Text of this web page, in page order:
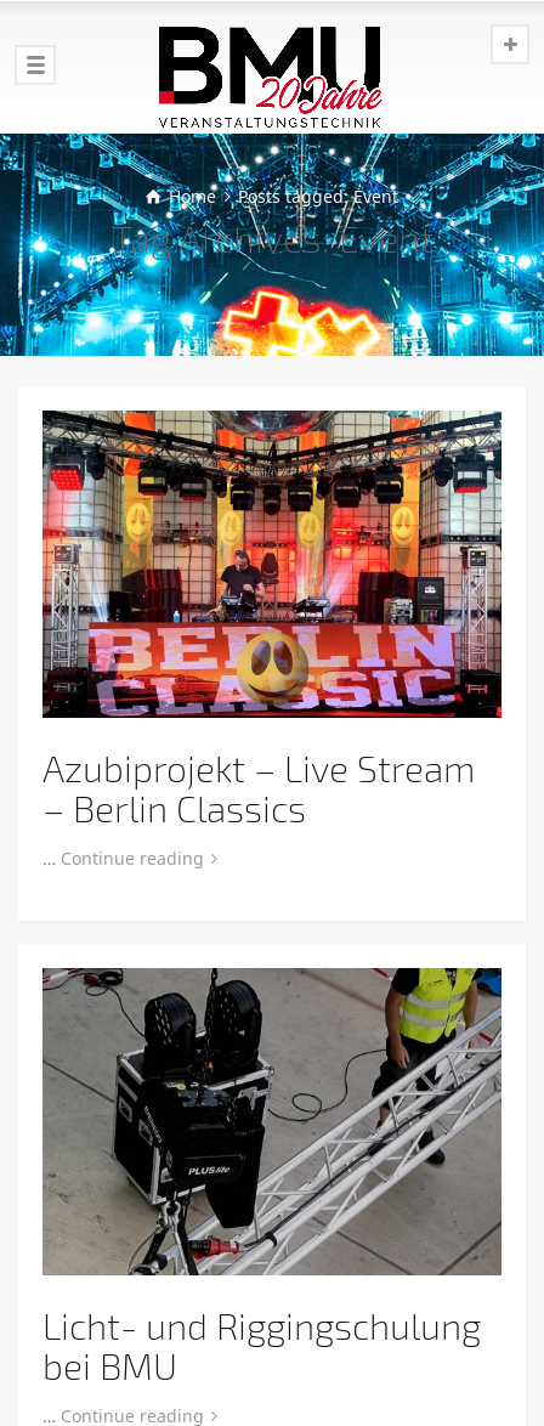
Home Posts tagged: Event
Tag Archives: Event
Azubiprojekt – Live Stream
– Berlin Classics
… Continue reading
Licht- und Riggingschulung
bei BMU
… Continue reading